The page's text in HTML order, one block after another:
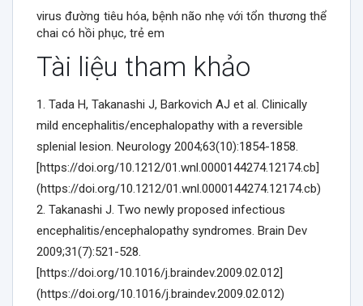
virus đường tiêu hóa, bệnh não nhẹ với tổn thương thể
chai có hồi phục, trẻ em
Tài liệu tham khảo
1. Tada H, Takanashi J, Barkovich AJ et al. Clinically
mild encephalitis/encephalopathy with a reversible
splenial lesion. Neurology 2004;63(10):1854-1858.
[https://doi.org/10.1212/01.wnl.0000144274.12174.cb]
(https://doi.org/10.1212/01.wnl.0000144274.12174.cb)
2. Takanashi J. Two newly proposed infectious
encephalitis/encephalopathy syndromes. Brain Dev
2009;31(7):521-528.
[https://doi.org/10.1016/j.braindev.2009.02.012]
(https://doi.org/10.1016/j.braindev.2009.02.012)